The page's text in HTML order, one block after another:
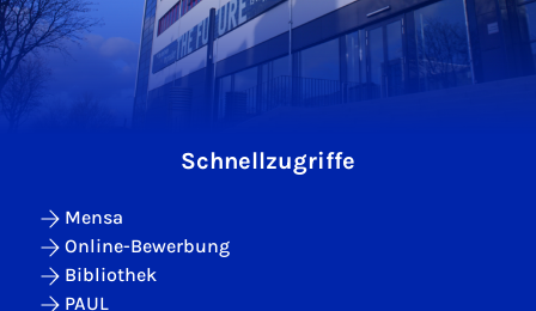
Schnellzugriffe
Mensa
Online-Bewerbung
Bibliothek
PAUL